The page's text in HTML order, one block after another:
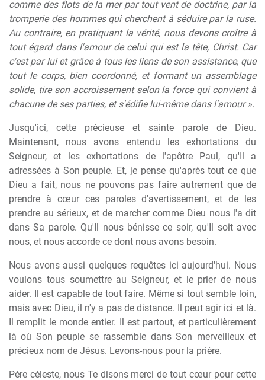
comme des flots de la mer par tout vent de doctrine, par la
tromperie des hommes qui cherchent à séduire par la ruse.
Au contraire, en pratiquant la vérité, nous devons croître à
tout égard dans l'amour de celui qui est la tête, Christ. Car
c'est par lui et grâce à tous les liens de son assistance, que
tout le corps, bien coordonné, et formant un assemblage
solide, tire son accroissement selon la force qui convient à
chacune de ses parties, et s'édifie lui-même dans l'amour ».
Jusqu'ici, cette précieuse et sainte parole de Dieu.
Maintenant, nous avons entendu les exhortations du
Seigneur, et les exhortations de l'apôtre Paul, qu'Il a
adressées à Son peuple. Et, je pense qu'après tout ce que
Dieu a fait, nous ne pouvons pas faire autrement que de
prendre à cœur ces paroles d'avertissement, et de les
prendre au sérieux, et de marcher comme Dieu nous l'a dit
dans Sa parole. Qu'Il nous bénisse ce soir, qu'Il soit avec
nous, et nous accorde ce dont nous avons besoin.
Nous avons aussi quelques requêtes ici aujourd'hui. Nous
voulons tous soumettre au Seigneur, et le prier de nous
aider. Il est capable de tout faire. Même si tout semble loin,
mais avec Dieu, il n'y a pas de distance. Il peut agir ici et là.
Il remplit le monde entier. Il est partout, et particulièrement
là où Son peuple se rassemble dans Son merveilleux et
précieux nom de Jésus. Levons-nous pour la prière.
Père céleste, nous Te disons merci de tout cœur pour cette